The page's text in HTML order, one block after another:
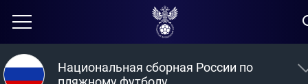
Национальная сборная России по